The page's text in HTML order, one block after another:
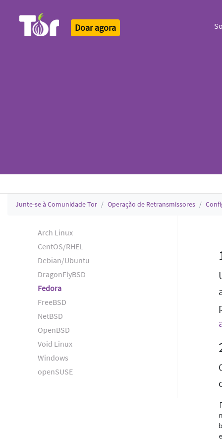
Doar agora
Junte-se à Comunidade Tor Operação de Retransmissores
Arch Linux
CentOS/RHEL
Debian/Ubuntu
DragonFlyBSD
Fedora
FreeBSD
NetBSD
OpenBSD
Void Linux
Windows
openSUSE